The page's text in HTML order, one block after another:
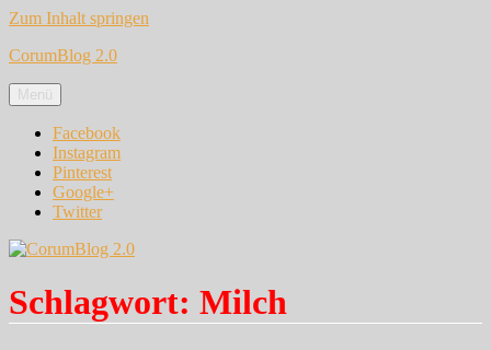
Zum Inhalt springen
CorumBlog 2.0
Menü
Facebook
Instagram
Pinterest
Google+
Twitter
Schlagwort: Milch